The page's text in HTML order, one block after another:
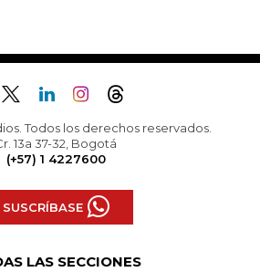
Todos los derechos reservados.
13a 37-32, Bogotá
(+57) 1 4227600
SUSCRÍBASE
LAS SECCIONES